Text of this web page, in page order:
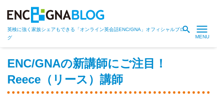
英検に強く家族シェアもできる「オンライン英会話ENC/GNA」オフィシャルブロ
グ
ENC/GNAの新講師にご注目！
Reece（リース）講師